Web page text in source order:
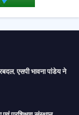
एसपी भावना पांडेय ने